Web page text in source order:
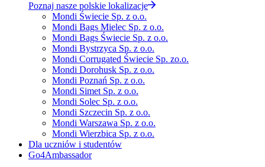
Poznaj nasze polskie lokalizacje
Mondi Świecie Sp. z o.o.
Mondi Bags Mielec Sp. z o.o.
Mondi Bags Świecie Sp. z o.o.
Mondi Bystrzyca Sp. z o.o.
Mondi Corrugated Świecie Sp. zo.o.
Mondi Dorohusk Sp. z o.o.
Mondi Poznań Sp. z o.o.
Mondi Simet Sp. z o.o.
Mondi Solec Sp. z o.o.
Mondi Szczecin Sp. z o.o.
Mondi Warszawa Sp. z o.o.
Mondi Wierzbica Sp. z o.o.
Dla uczniów i studentów
Go4Ambassador